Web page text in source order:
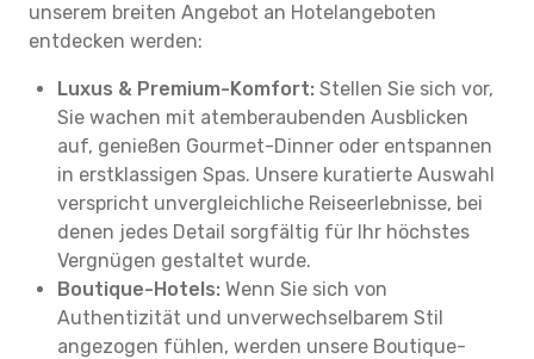
unserem breiten Angebot an Hotelangeboten
entdecken werden:
Luxus & Premium-Komfort: Stellen Sie sich vor,
Sie wachen mit atemberaubenden Ausblicken
auf, genießen Gourmet-Dinner oder entspannen
in erstklassigen Spas. Unsere kuratierte Auswahl
verspricht unvergleichliche Reiseerlebnisse, bei
denen jedes Detail sorgfältig für Ihr höchstes
Vergnügen gestaltet wurde.
Boutique-Hotels: Wenn Sie sich von
Authentizität und unverwechselbarem Stil
angezogen fühlen, werden unsere Boutique-